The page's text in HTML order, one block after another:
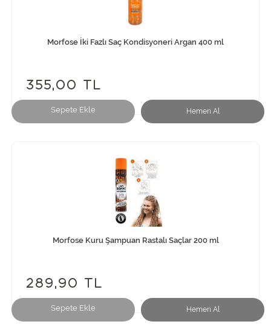
Sepete Ekle Hemen Al
Morfose İki Fazlı Saç Kondisyoneri Argan 400 ml
355,00 TL
Sepete Ekle Hemen Al
Morfose Kuru Şampuan Rastalı Saçlar 200 ml
289,90 TL